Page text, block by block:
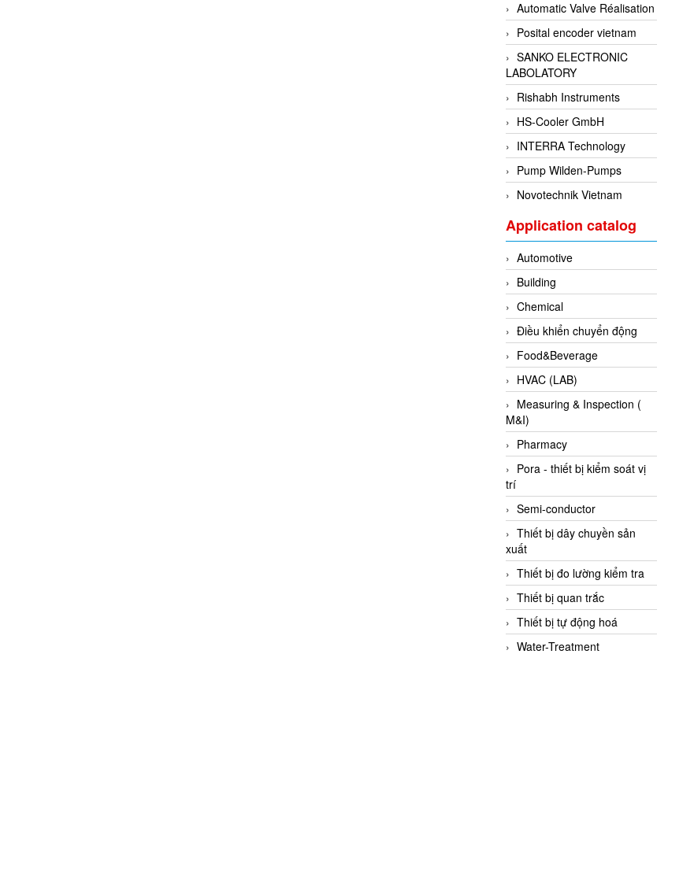
Automatic Valve Réalisation
Posital encoder vietnam
SANKO ELECTRONIC
LABOLATORY
Rishabh Instruments
HS-Cooler GmbH
INTERRA Technology
Pump Wilden-Pumps
Novotechnik Vietnam
Application catalog
Automotive
Building
Chemical
Điều khiển chuyển động
Food&Beverage
HVAC (LAB)
Measuring & Inspection (
M&I)
Pharmacy
Pora - thiết bị kiểm soát vị
trí
Semi-conductor
Thiết bị dây chuyền sản
xuất
Thiết bị đo lường kiểm tra
Thiết bị quan trắc
Thiết bị tự động hoá
Water-Treatment